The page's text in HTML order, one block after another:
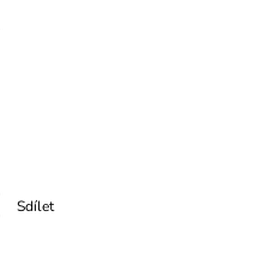
Sdílet